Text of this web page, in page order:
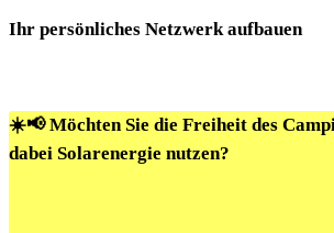
Ihr persönliches Netzwerk aufbauen
☀️📢 Möchten Sie die Freiheit des
dabei Solarenergie nutzen?